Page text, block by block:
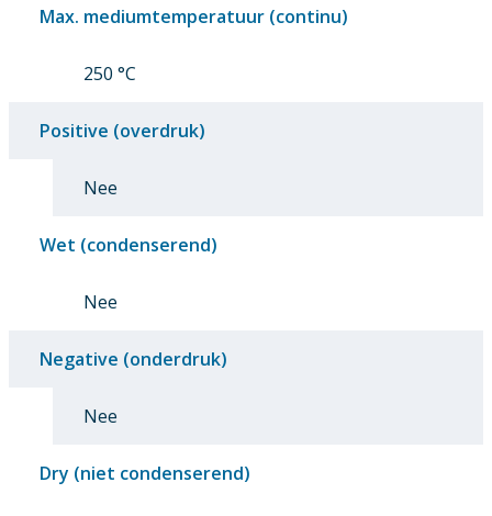
Max. mediumtemperatuur (continu)
250 °C
Positive (overdruk)
Nee
Wet (condenserend)
Nee
Negative (onderdruk)
Nee
Dry (niet condenserend)